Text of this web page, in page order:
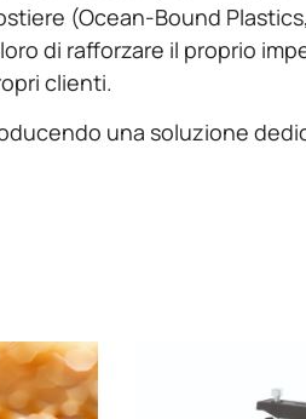
(Ocean-Bound Plastics,
di rafforzare il proprio
clienti.
una soluzione